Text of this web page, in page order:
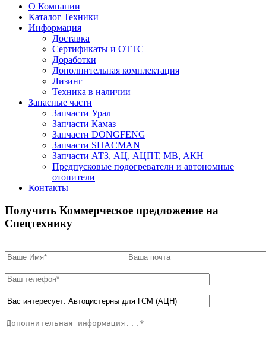
О Компании
Каталог Техники
Информация
Доставка
Сертификаты и ОТТС
Доработки
Дополнительная комплектация
Лизинг
Техника в наличии
Запасные части
Запчасти Урал
Запчасти Камаз
Запчасти DONGFENG
Запчасти SHACMAN
Запчасти АТЗ, АЦ, АЦПТ, МВ, АКН
Предпусковые подогреватели и автономные
отопители
Контакты
Получить Коммерческое предложение на
Спецтехнику